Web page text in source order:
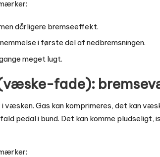
dårligere bremseeffekt.
i første del af nedbremsningen.
meget lugt.
fade):
væsken. Gas kan komprimeres, det kan
pedal i bund. Det kan komme